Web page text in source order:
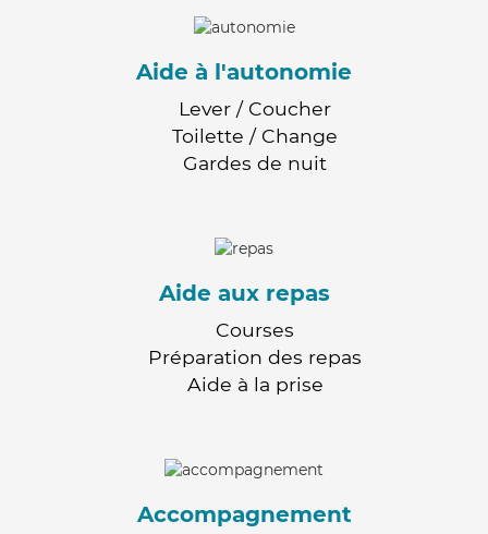
Aide à l'autonomie
Lever / Coucher
Toilette / Change
Gardes de nuit
Aide aux repas
Courses
Préparation des repas
Aide à la prise
Accompagnement